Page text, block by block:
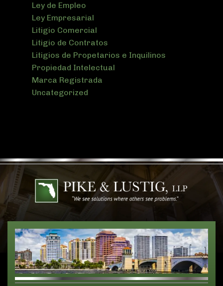
Ley de Empleo
Ley Empresarial
Litigio Comercial
Litigio de Contratos
Litigios de Propetarios e Inquilinos
Propiedad Intelectual
Marca Registrada
Uncategorized